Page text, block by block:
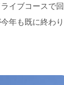
イブコースで回
年も既に終わり